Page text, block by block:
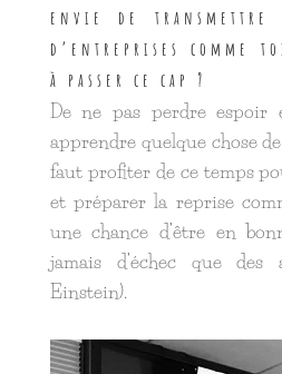
envie de transmettre
d’entreprises comme
à passer ce cap ?
De ne pas perdre espoir
apprendre quelque chose
faut profiter de ce temps
et préparer la reprise
une chance d’être en
jamais d’échec que des
Einstein).